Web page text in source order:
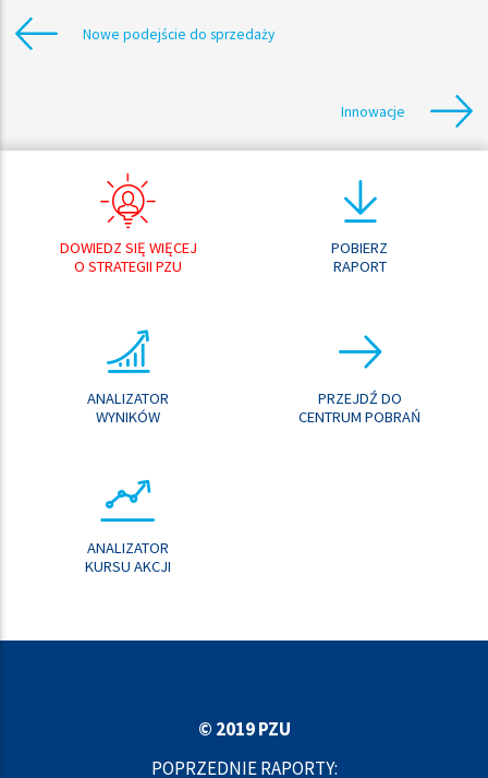
Nowe podejście do sprzedaży
Innowacje
DOWIEDZ SIĘ WIĘCEJ
O STRATEGII PZU
POBIERZ
RAPORT
ANALIZATOR
WYNIKÓW
PRZEJDŹ DO
CENTRUM POBRAŃ
ANALIZATOR
KURSU AKCJI
© 2019 PZU
POPRZEDNIE RAPORTY: